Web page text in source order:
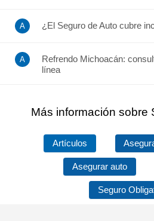
¿El Seguro de Auto cubre
Refrendo Michoacán:
línea
Más información sobre
Artículos
Asegurar auto
Seguro